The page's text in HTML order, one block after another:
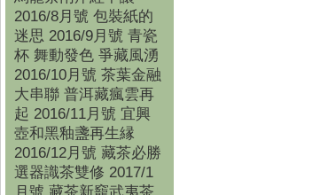
2016/8月號 包裝紙的
迷思 2016/9月號 青瓷
杯 舞動發色 爭藏風湧
2016/10月號 茶葉金融
大串聯 普洱藏瘋雲再
起 2016/11月號 宜興
壺和黑釉盞再生縁
2016/12月號 藏茶必勝
選器識茶雙修 2017/1